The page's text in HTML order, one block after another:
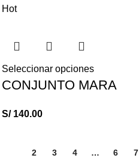
Hot
Seleccionar opciones
CONJUNTO MARA
S/140.00
2 3 4 … 6 7